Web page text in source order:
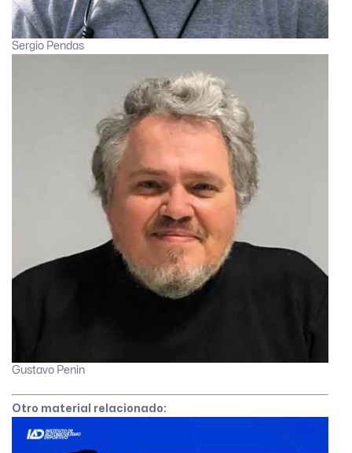
Sergio Pendas
Gustavo Penin
Otro material relacionado: